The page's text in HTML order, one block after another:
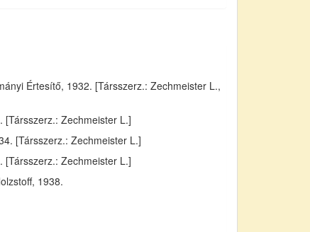
Értesítő, 1932. [Társszerz.: Zechmeister L.,
Zechmeister L.]
[Társszerz.: Zechmeister L.]
Zechmeister L.]
1938.